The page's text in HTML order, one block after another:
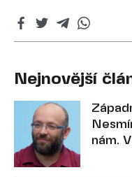
Nejnovější
nám.